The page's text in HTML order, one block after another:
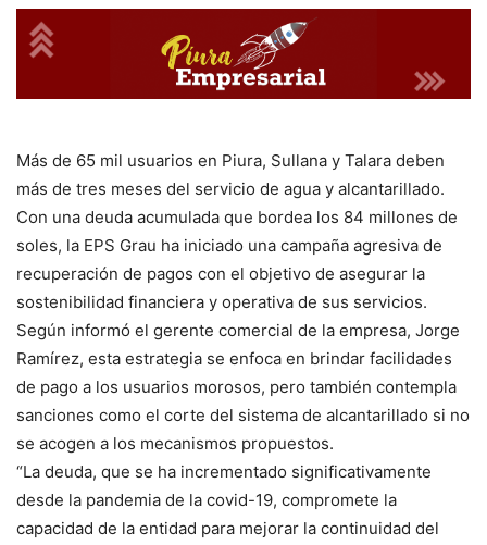
Más de 65 mil usuarios en Piura, Sullana y Talara deben
más de tres meses del servicio de agua y alcantarillado.
Con una deuda acumulada que bordea los 84 millones de
soles, la EPS Grau ha iniciado una campaña agresiva de
recuperación de pagos con el objetivo de asegurar la
sostenibilidad financiera y operativa de sus servicios.
Según informó el gerente comercial de la empresa, Jorge
Ramírez, esta estrategia se enfoca en brindar facilidades
de pago a los usuarios morosos, pero también contempla
sanciones como el corte del sistema de alcantarillado si no
se acogen a los mecanismos propuestos.
“La deuda, que se ha incrementado significativamente
desde la pandemia de la covid-19, compromete la
capacidad de la entidad para mejorar la continuidad del